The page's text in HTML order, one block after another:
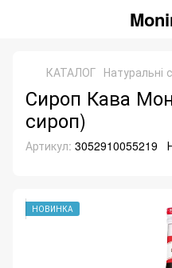
КАТАЛОГ Натуральні
Сироп Кава
сироп)
Артикул: 3052910055219
НОВИНКА